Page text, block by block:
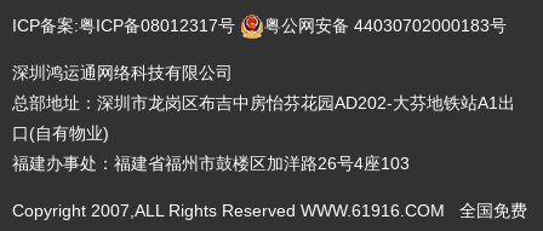
ICP备案:粤ICP备08012317号 粤公网安备 44030702000183号
深圳鸿运通网络科技有限公司
总部地址：深圳市龙岗区布吉中房怡芬花园AD202-大芬地铁站A1出
口(自有物业)
福建办事处：福建省福州市鼓楼区加洋路26号4座103
Copyright 2007,ALL Rights Reserved WWW.61916.COM 全国免费